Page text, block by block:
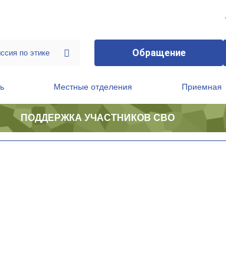
Обращение
Местные отделения Приемная
ПОДДЕРЖКА УЧАСТНИКОВ СВО